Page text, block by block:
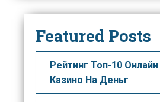
Featured Posts
Рейтинг Топ-10 Онлайн
Казино На Деньг